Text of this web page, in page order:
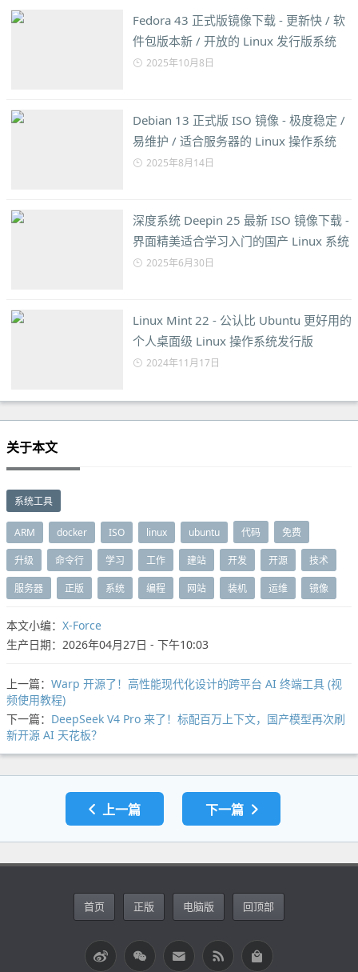
Fedora 43 正式版镜像下载 - 更新快 / 软
件包版本新 / 开放的 Linux 发行版系统
2025年10月8日
Debian 13 正式版 ISO 镜像 - 极度稳定 /
易维护 / 适合服务器的 Linux 操作系统
2025年8月14日
深度系统 Deepin 25 最新 ISO 镜像下载 -
界面精美适合学习入门的国产 Linux 系统
2025年6月30日
Linux Mint 22 - 公认比 Ubuntu 更好用的
个人桌面级 Linux 操作系统发行版
2024年11月17日
关于本文
系统工具
ARM docker ISO linux ubuntu 代码 免费
升级 命令行 学习 工作 建站 开发 开源 技术
服务器 正版 系统 编程 网站 装机 运维 镜像
本文小编： X-Force
生产日期：2026年04月27日 - 下午10:03
上一篇： Warp 开源了！高性能现代化设计的跨平台 AI 终端工具 (视
频使用教程)
下一篇： DeepSeek V4 Pro 来了！标配百万上下文，国产模型再次刷
新开源 AI 天花板？
上一篇 下一篇
首页 正版 电脑版 回顶部